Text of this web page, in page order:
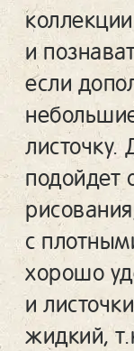
и
если
листочку.
подойдет
с
хорошо
и
жидкий,